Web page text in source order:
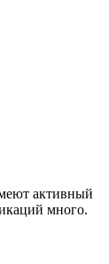
активный
много.